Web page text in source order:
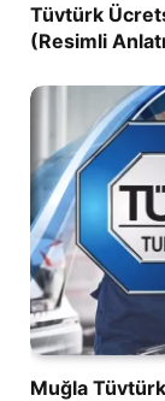
Tüvtürk
(Resimli
Muğla